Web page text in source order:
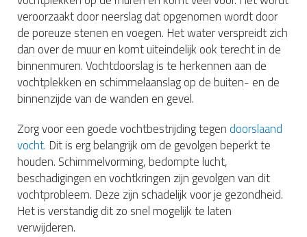
veroorzaakt door neerslag dat opgenomen wordt door
de poreuze stenen en voegen. Het water verspreidt zich
dan over de muur en komt uiteindelijk ook terecht in de
binnenmuren. Vochtdoorslag is te herkennen aan de
vochtplekken en schimmelaanslag op de buiten- en de
binnenzijde van de wanden en gevel.
Zorg voor een goede vochtbestrijding tegendoorslaand
vocht. Dit is erg belangrijk om de gevolgen beperkt te
houden. Schimmelvorming, bedompte lucht,
beschadigingen en vochtkringen zijn gevolgen van dit
vochtprobleem. Deze zijn schadelijk voor je gezondheid.
Het is verstandig dit zo snel mogelijk te laten
verwijderen.